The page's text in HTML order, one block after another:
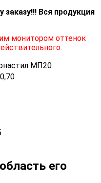
Вся продукция
монитором оттенок
МП20
его